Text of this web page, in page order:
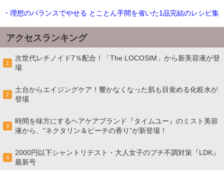
・理想のバランスでやせる とことん手間を省いた1品完結のレシピ集
アクセスランキング
1
次世代レチノイド7％配合！「The LOCOSIM」から新美容液が登
場
2
土台からエイジングケア！響かなくなった肌も目覚める化粧水が
登場
3
時間を味方にするヘアケアブランド『タイムユー』のミスト美容
液から、“ネクタリン＆ピーチの香り”が新登場！
4
2000円以下シャントリテスト・大人女子のプチ不調対策『LDK』
最新号